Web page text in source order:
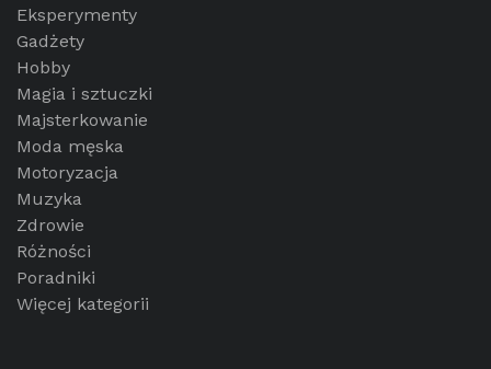
Eksperymenty
Gadżety
Hobby
Magia i sztuczki
Majsterkowanie
Moda męska
Motoryzacja
Muzyka
Zdrowie
Różności
Poradniki
Więcej kategorii